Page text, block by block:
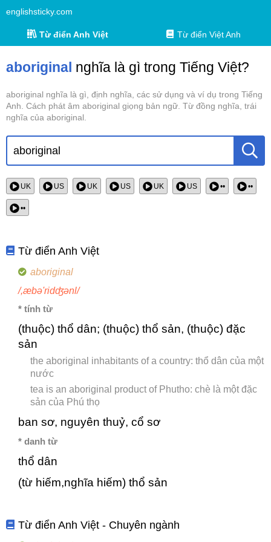
englishsticky.com
Từ điển Anh Việt Từ điển Việt Anh
aboriginal nghĩa là gì trong Tiếng Việt?
aboriginal nghĩa là gì, định nghĩa, các sử dụng và ví dụ trong Tiếng
Anh. Cách phát âm aboriginal giọng bản ngữ. Từ đồng nghĩa, trái
nghĩa của aboriginal.
UK US UK US UK US •• ••
••
Từ điển Anh Việt
aboriginal
/,æbə'ridʤənl/
* tính từ
(thuộc) thổ dân; (thuộc) thổ sản, (thuộc) đặc
sản
the aboriginal inhabitants of a country: thổ dân của một
nước
tea is an aboriginal product of Phutho: chè là một đặc
sản của Phú thọ
ban sơ, nguyên thuỷ, cổ sơ
* danh từ
thổ dân
(từ hiếm,nghĩa hiếm) thổ sản
Từ điển Anh Việt - Chuyên ngành